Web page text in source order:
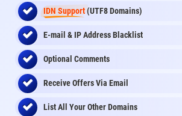
IDN Support(UTF8 Domains)
E-mail & IP Address Blacklist
Optional Comments
Receive Offers Via Email
List All Your Other Domains